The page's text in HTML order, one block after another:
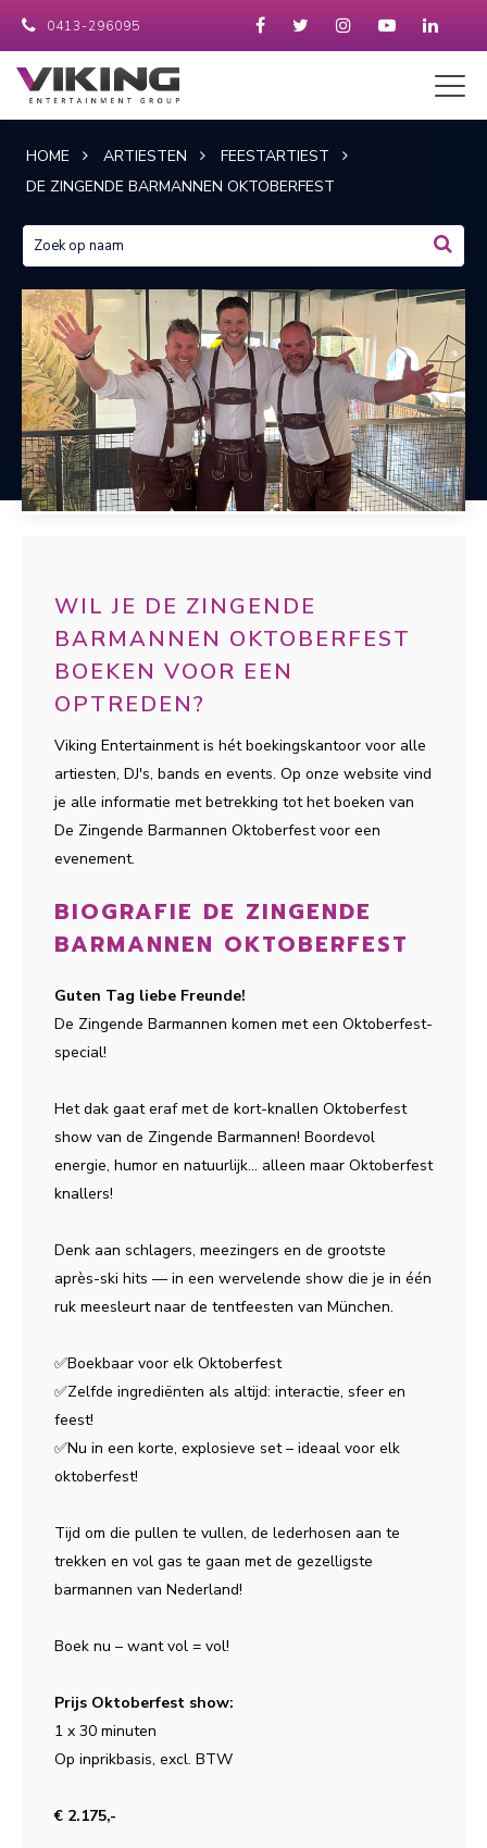
0413-296095
HOME ARTIESTEN
FEESTARTIEST
DE ZINGENDE BARMANNEN OKTOBERFEST
WIL JE DE ZINGENDE
BARMANNEN OKTOBERFEST
BOEKEN VOOR EEN
OPTREDEN?
Viking Entertainment is hét boekingskantoor voor alle
artiesten, DJ's, bands en events. Op onze website vind
je alle informatie met betrekking tot het boeken van
De Zingende Barmannen Oktoberfest voor een
evenement.
BIOGRAFIE DE ZINGENDE
BARMANNEN OKTOBERFEST
Guten Tag liebe Freunde!
De Zingende Barmannen komen met een Oktoberfest-
special!
Het dak gaat eraf met de kort-knallen Oktoberfest
show van de Zingende Barmannen! Boordevol
energie, humor en natuurlijk... alleen maar Oktoberfest
knallers!
Denk aan schlagers, meezingers en de grootste
après-ski hits — in een wervelende show die je in één
ruk meesleurt naar de tentfeesten van München.
✅Boekbaar voor elk Oktoberfest
✅Zelfde ingrediënten als altijd: interactie, sfeer en
feest!
✅Nu in een korte, explosieve set – ideaal voor elk
oktoberfest!
Tijd om die pullen te vullen, de lederhosen aan te
trekken en vol gas te gaan met de gezelligste
barmannen van Nederland!
Boek nu – want vol = vol!
Prijs Oktoberfest show:
1 x 30 minuten
Op inprikbasis, excl. BTW
€ 2.175,-